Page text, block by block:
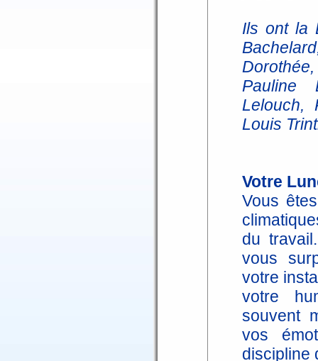
Ils ont la
Pauline
Lelouch,
Louis
Votre
Vous
du
vous
votre
votre
souvent
vos
discipline